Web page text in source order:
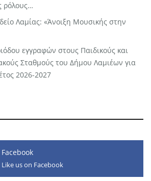
ρόλους…
Λαμίας: «Άνοιξη Μουσικής στην
εγγραφών στους Παιδικούς και
Σταθμούς του Δήμου Λαμιέων για
2026-2027
Facebook
Like us on Facebook